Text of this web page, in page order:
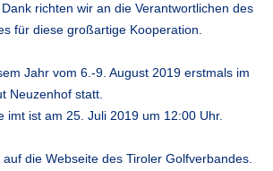
richten wir an die Verantwortlichen des
für diese großartige Kooperation.
Jahr vom 6.-9. August 2019 erstmals im
Neuzenhof statt.
imt ist am 25. Juli 2019 um 12:00 Uhr.
die Webseite des Tiroler Golfverbandes.